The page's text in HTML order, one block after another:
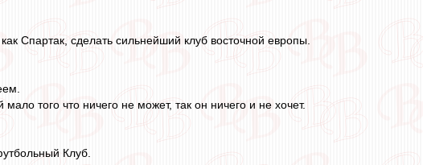
Спартак, сделать сильнейший клуб восточной европы.
того что ничего не может, так он ничего и не хочет.
Клуб.